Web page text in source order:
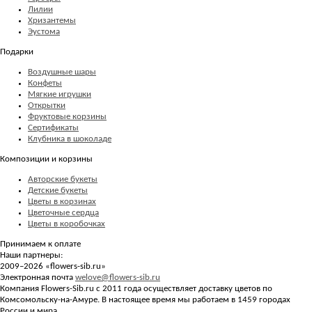
Лилии
Хризантемы
Эустома
Подарки
Воздушные шары
Конфеты
Мягкие игрушки
Открытки
Фруктовые корзины
Сертификаты
Клубника в шоколаде
Композиции и корзины
Авторские букеты
Детские букеты
Цветы в корзинах
Цветочные сердца
Цветы в коробочках
Принимаем к оплате
Наши партнеры:
2009–2026 «flowers-sib.ru»
Электронная почта welove@flowers-sib.ru
Компания Flowers-Sib.ru с 2011 года осуществляет доставку цветов по
Комсомольску-на-Амуре. В настоящее время мы работаем в 1459 городах